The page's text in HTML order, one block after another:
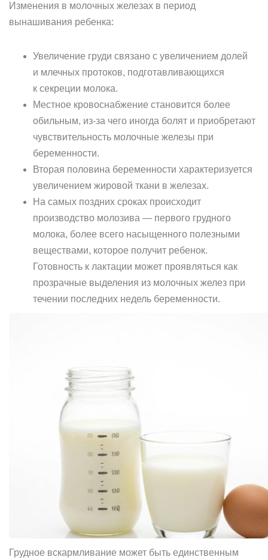
Изменения в молочных железах в период
вынашивания ребенка:
Увеличение груди связано с увеличением долей
и млечных протоков, подготавливающихся
к секреции молока.
Местное кровоснабжение становится более
обильным, из-за чего иногда болят и приобретают
чувствительность молочные железы при
беременности.
Вторая половина беременности характеризуется
увеличением жировой ткани в железах.
На самых поздних сроках происходит
производство молозива — первого грудного
молока, более всего насыщенного полезными
веществами, которое получит ребенок.
Готовность к лактации может проявляться как
прозрачные выделения из молочных желез при
течении последних недель беременности.
Грудное вскармливание может быть единственным